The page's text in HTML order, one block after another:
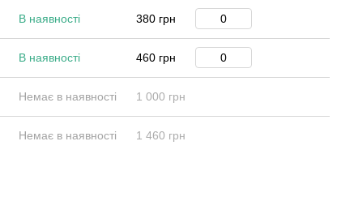
В наявності 380 грн
В наявності 460 грн
Немає в наявності 1 000 грн
Немає в наявності 1 460 грн